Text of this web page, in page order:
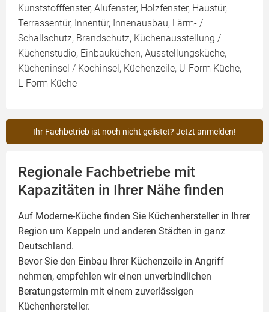
Kunststofffenster, Alufenster, Holzfenster, Haustür,
Terrassentür, Innentür, Innenausbau, Lärm- /
Schallschutz, Brandschutz, Küchenausstellung /
Küchenstudio, Einbauküchen, Ausstellungsküche,
Kücheninsel / Kochinsel, Küchenzeile, U-Form Küche,
L-Form Küche
Ihr Fachbetrieb ist noch nicht gelistet? Jetzt anmelden!
Regionale Fachbetriebe mit
Kapazitäten in Ihrer Nähe finden
Auf Moderne-Küche finden Sie Küchenhersteller in Ihrer
Region um Kappeln und anderen Städten in ganz
Deutschland.
Bevor Sie den Einbau Ihrer Küchenzeile in Angriff
nehmen, empfehlen wir einen unverbindlichen
Beratungstermin mit einem zuverlässigen
Küchenhersteller.